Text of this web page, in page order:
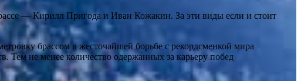
— Кирилл Пригода и Иван Кожакин. За эти виды если и стоит
брассом в жесточайшей борьбе с рекордсменкой мира
Тем не менее количество одержанных за карьеру побед